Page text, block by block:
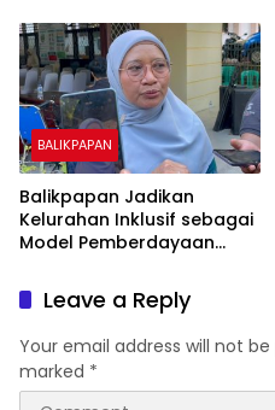
BALIKPAPAN
Balikpapan Jadikan
Kelurahan Inklusif sebagai
Model Pemberdayaan
Leave a Reply
Your email address will not be
marked *